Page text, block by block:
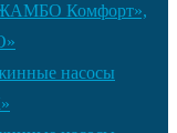
Комфорт»,
насосы